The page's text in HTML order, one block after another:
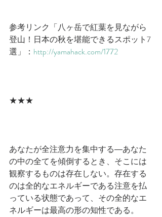
参考リンク「八ヶ岳で紅葉を見ながら
登山！日本の秋を堪能できるスポット7
選」： http://yamahack.com/1772
★★★
あなたが全注意力を集中する―あなた
の中の全てを傾倒するとき、そこには
観察するものは存在しない。存在する
のは全的なエネルギーである注意を払
っている状態であって、その全的なエ
ネルギーは最高の形の知性である。